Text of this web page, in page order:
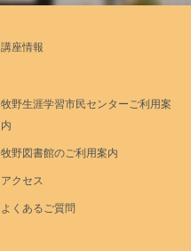
講座情報
牧野生涯学習市民センターご利用案
内
牧野図書館のご利用案内
アクセス
よくあるご質問